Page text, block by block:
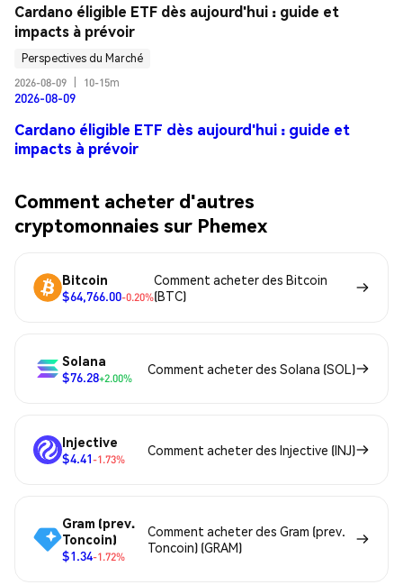
Cardano éligible ETF dès aujourd'hui : guide et
impacts à prévoir
Perspectives du Marché
2026-08-09
10-15m
2026-08-09
Cardano éligible ETF dès aujourd'hui : guide et
impacts à prévoir
Comment acheter d'autres
cryptomonnaies sur Phemex
Bitcoin
$64,766.00-0.20%
Comment acheter des Bitcoin
(BTC)
Solana
$76.28+2.00%
Comment acheter des Solana (SOL)
Injective
$4.41-1.73%
Comment acheter des Injective (INJ)
Gram (prev.
Toncoin)
$1.34-1.72%
Comment acheter des Gram (prev.
Toncoin) (GRAM)